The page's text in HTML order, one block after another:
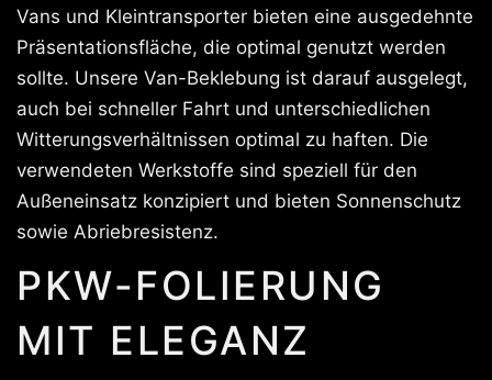
Vans und Kleintransporter bieten eine ausgedehnte
Präsentationsfläche, die optimal genutzt werden
sollte. Unsere Van-Beklebung ist darauf ausgelegt,
auch bei schneller Fahrt und unterschiedlichen
Witterungsverhältnissen optimal zu haften. Die
verwendeten Werkstoffe sind speziell für den
Außeneinsatz konzipiert und bieten Sonnenschutz
sowie Abriebresistenz.
PKW-FOLIERUNG
MIT ELEGANZ